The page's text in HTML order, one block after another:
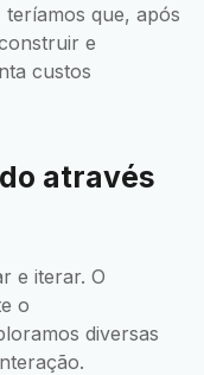
que, após
e
custos
através
e iterar. O
o
diversas